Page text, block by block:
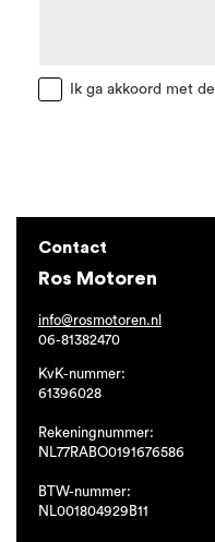
Ik ga akkoord met de
Contact
Ros Motoren
info@rosmotoren.nl
06-81382470
KvK-nummer:
61396028
Rekeningnummer:
NL77RABO0191676586
BTW-nummer:
NL001804929B11